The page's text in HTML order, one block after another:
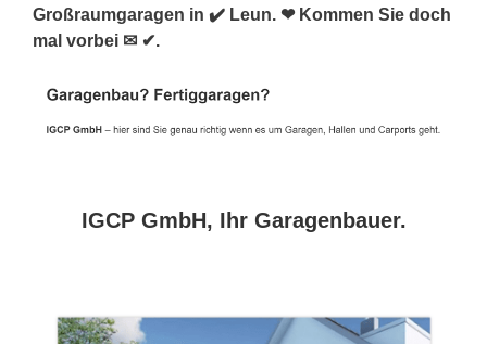
Großraumgaragen in ✔️ Leun. ❤ Kommen Sie doch
mal vorbei ✉ ✔.
IGCP GmbH, Ihr Garagenbauer.